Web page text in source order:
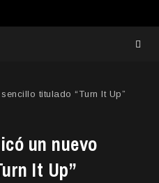
titulado “Turn It Up”
un nuevo
It Up”